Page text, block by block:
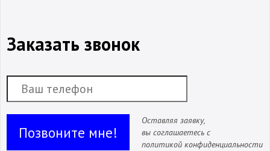
Заказать звонок
Позвоните мне!
Оставляя заявку,
вы соглашаетесь с
политикой конфиденциальности